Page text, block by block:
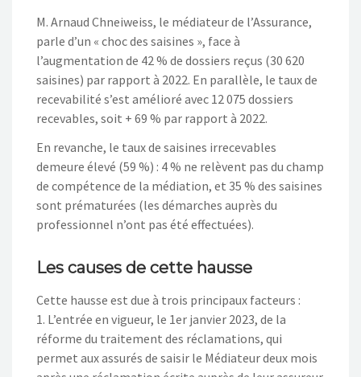
M. Arnaud Chneiweiss, le médiateur de l’Assurance,
parle d’un « choc des saisines », face à
l’augmentation de 42 % de dossiers reçus (30 620
saisines) par rapport à 2022. En parallèle, le taux de
recevabilité s’est amélioré avec 12 075 dossiers
recevables, soit + 69 % par rapport à 2022.
En revanche, le taux de saisines irrecevables
demeure élevé (59 %) : 4 % ne relèvent pas du champ
de compétence de la médiation, et 35 % des saisines
sont prématurées (les démarches auprès du
professionnel n’ont pas été effectuées).
Les causes de cette hausse
Cette hausse est due à trois principaux facteurs :
1. L’entrée en vigueur, le 1er janvier 2023, de la
réforme du traitement des réclamations, qui
permet aux assurés de saisir le Médiateur deux mois